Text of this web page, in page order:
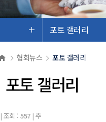
포토 갤러리
협회뉴스 포토 갤러리
포토 갤러리
회 : 557| 추